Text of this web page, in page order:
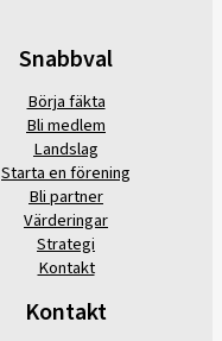
Snabbval
Börja fäkta
Bli medlem
Landslag
Starta en förening
Bli partner
Värderingar
Strategi
Kontakt
Kontakt